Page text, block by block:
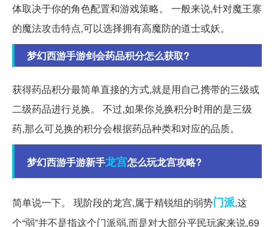
体取决于你的角色配置和游戏策略。 一般来说,针对魔王寨
的魔法攻击特点,可以选择拥有高魔防的道士或妖。
梦幻西游手游剑会药品积分怎么获取?
获得药品积分最简单直接的方式,就是用自己携带的三级或
二级药品进行兑换。 不过,如果你兑换积分时用的是三级
药,那么可兑换的积分会根据药品种类和对应的品质。
梦幻西游手游新手龙宫怎么玩龙宫攻略?
简单说一下。 现阶段的龙宫,属于精锐组的弱势门派,这
个“弱”并不是指这个门派弱,而是对大部分平民玩家来说,69